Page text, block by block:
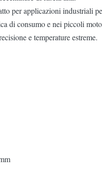
per applicazioni industriali
di consumo e nei piccoli
e temperature estreme.